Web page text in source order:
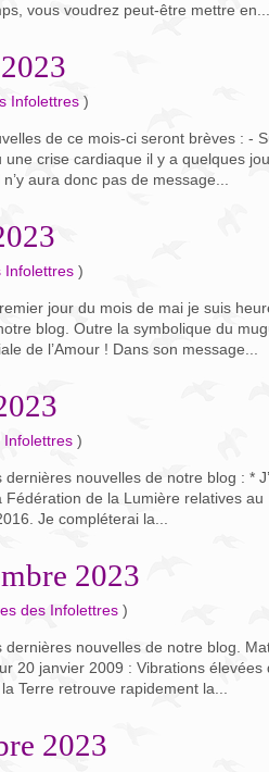
vous voudrez peut-être mettre en...
Infolettres )
de ce mois-ci seront brèves : -
crise cardiaque il y a quelques
aura donc pas de message...
Infolettres )
jour du mois de mai je suis
blog. Outre la symbolique du
de l’Amour ! Dans son message...
Infolettres )
dernières nouvelles de notre blog : *
Fédération de la Lumière relatives
Je compléterai la...
2023
des Infolettres )
dernières nouvelles de notre blog.
20 janvier 2009 : Vibrations élevées
Terre retrouve rapidement la...
2023